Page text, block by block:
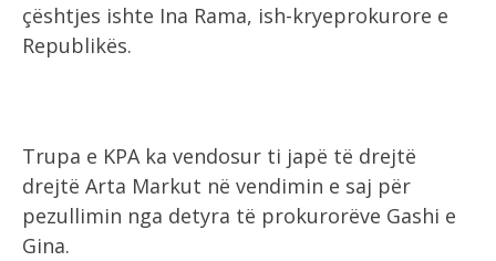
çështjes ishte Ina Rama, ish-kryeprokurore e
Republikës.
Trupa e KPA ka vendosur ti japë të drejtë
drejtë Arta Markut në vendimin e saj për
pezullimin nga detyra të prokurorëve Gashi e
Gina.